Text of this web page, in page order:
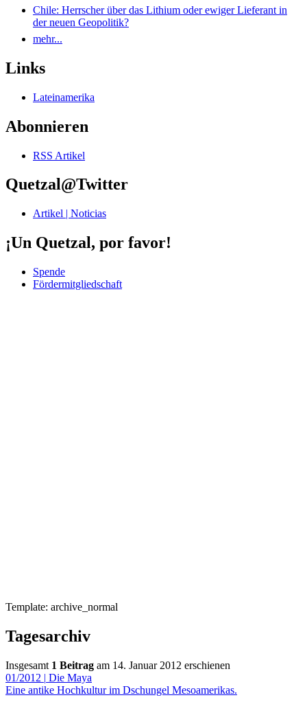
Chile: Herrscher über das Lithium oder ewiger Lieferant in
der neuen Geopolitik?
mehr...
Links
Lateinamerika
Abonnieren
RSS Artikel
Quetzal@Twitter
Artikel | Noticias
¡Un Quetzal, por favor!
Spende
Fördermitgliedschaft
Template: archive_normal
Tagesarchiv
Insgesamt 1 Beitrag am 14. Januar 2012 erschienen
01/2012 | Die Maya
Eine antike Hochkultur im Dschungel Mesoamerikas.